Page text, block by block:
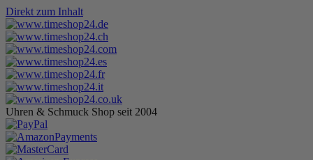
Direkt zum Inhalt
Uhren & Schmuck Shop seit 2004